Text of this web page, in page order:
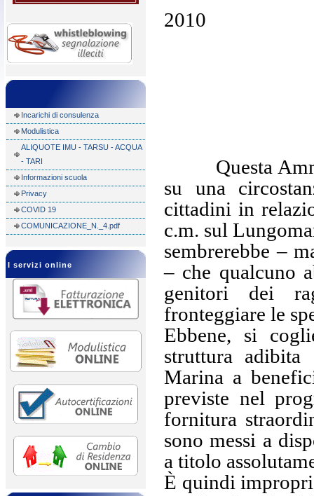
2010
Questa
su una
cittadini in
c.m. sul
sembrerebbe –
– che qualcuno
genitori dei
fronteggiare le
Ebbene, si
struttura
Marina a
previste nel
fornitura
sono messi a
a titolo
È quindi
Incarichi di consulenza
Modulistica
ALIQUOTE IMU - TARSU - ACQUA
- TARI
Informazioni scuola
Privacy
COVID 19
COMUNICAZIONE_N._4.pdf
I servizi online